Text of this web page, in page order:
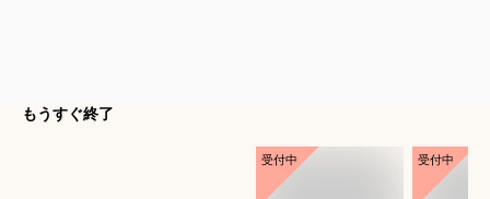
もうすぐ終了
受付中 受付中